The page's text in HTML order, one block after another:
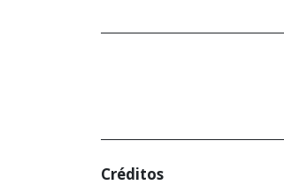
Créditos